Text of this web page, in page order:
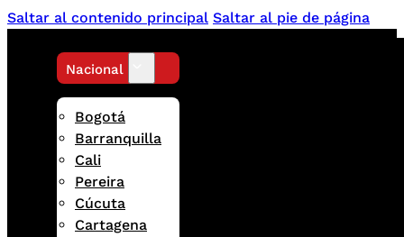
Saltar al contenido principal Saltar al pie de página
Nacional
Bogotá
Barranquilla
Cali
Pereira
Cúcuta
Cartagena